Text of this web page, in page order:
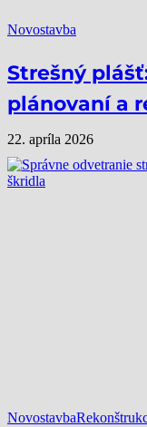
Novostavba
Strešný
plánovaní a
22. apríla 2026
Novostavba